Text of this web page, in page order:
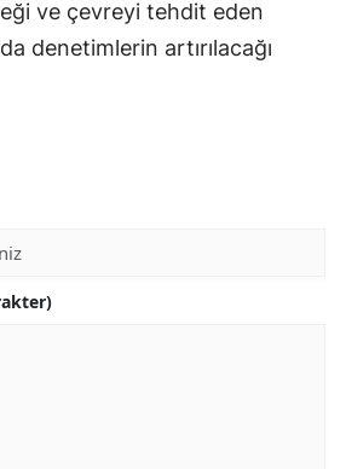
ve çevreyi tehdit eden
denetimlerin artırılacağı